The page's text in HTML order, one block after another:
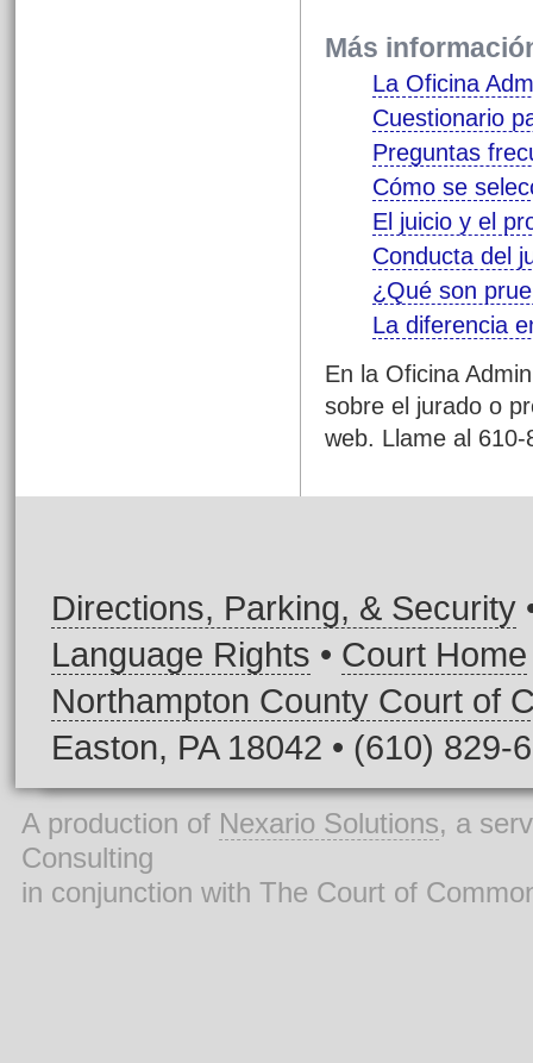
Más
La Oficina
Cuestionario
Preguntas
Cómo se
El juicio y el
Conducta del
¿Qué son
La diferencia
En la Oficina
sobre el jurado o
web. Llame al 610-
Directions, Parking, & Security
Language Rights • Court Home
Northampton County Court of
Easton, PA 18042 • (610) 829-
A production of Nexario Solutions, a
Consulting
in conjunction with The Court of